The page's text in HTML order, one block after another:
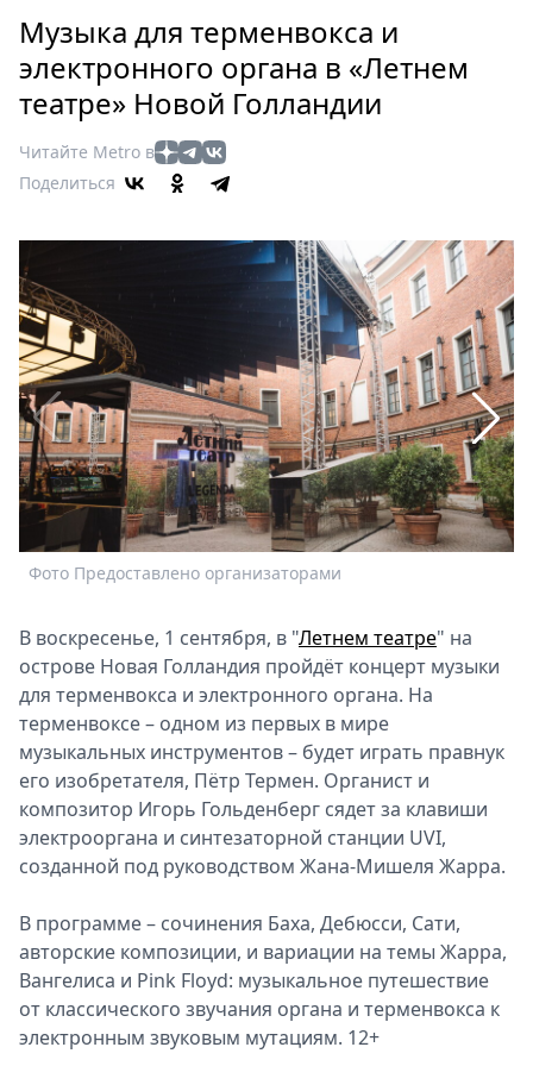
Россия
Мир
Здоровье
Туризм
Мода
Театр
Афиша
Книги
Выставки
Пресс-
релизы
О
Metro
Стримы
Спецпроекты
Звезды
2026
Скачай
Metro
Музыка для терменвокса и
электронного органа в «Летнем
театре» Новой Голландии
Читайте Metro в
Поделиться
Фото Предоставлено организаторами
В воскресенье, 1 сентября, в "Летнем театре" на
острове Новая Голландия пройдёт концерт музыки
для терменвокса и электронного органа. На
терменвоксе – одном из первых в мире
музыкальных инструментов – будет играть правнук
его изобретателя, Пётр Термен. Органист и
композитор Игорь Гольденберг сядет за клавиши
электрооргана и синтезаторной станции UVI,
созданной под руководством Жана-Мишеля Жарра.
В программе – сочинения Баха, Дебюсси, Сати,
авторские композиции, и вариации на темы Жарра,
Вангелиса и Pink Floyd: музыкальное путешествие
от классического звучания органа и терменвокса к
электронным звуковым мутациям. 12+